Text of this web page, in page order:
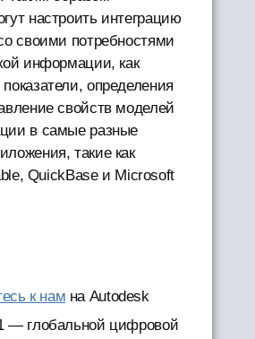
настроить интеграцию
своими потребностями
информации, как
определения
свойств моделей
в самые разные
такие как
QuickBase и Microsoft
к нам на Autodesk
— глобальной цифровой